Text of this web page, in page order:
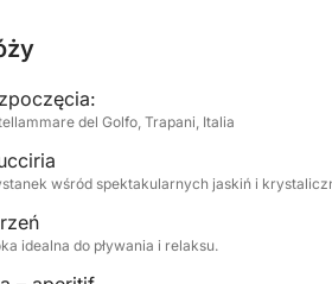
mają mało czasu, ale chcą
rodzin lub małych grup.
teraz na Click&Boat i odkryj
del Golfo, Trapani, Italia
wśród spektakularnych jaskiń i
idealna do pływania i relaksu.